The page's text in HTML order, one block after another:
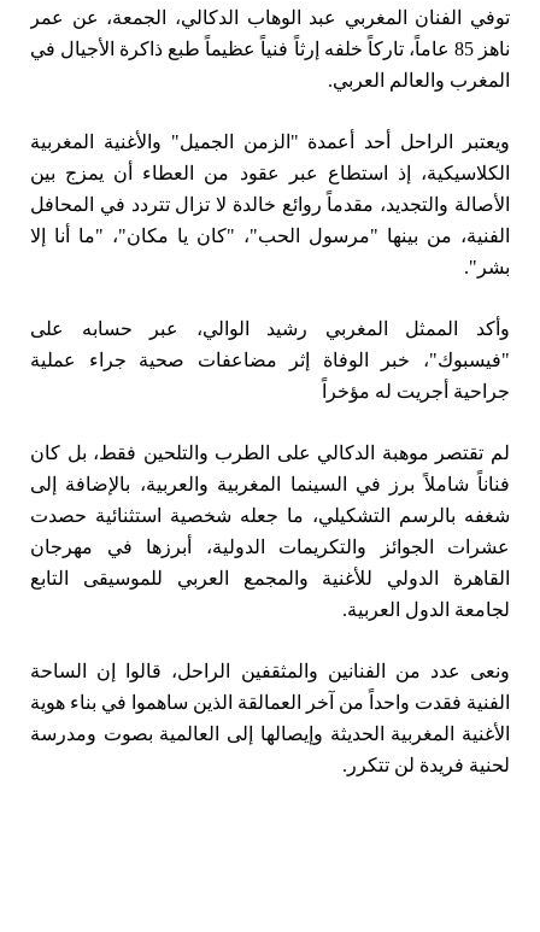
توفي الفنان المغربي عبد الوهاب الدكالي، الجمعة، عن عمر
ناهز 85 عاماً، تاركاً خلفه إرثاً فنياً عظيماً طبع ذاكرة الأجيال في
المغرب والعالم العربي.
ويعتبر الراحل أحد أعمدة "الزمن الجميل" والأغنية المغربية
الكلاسيكية، إذ استطاع عبر عقود من العطاء أن يمزج بين
الأصالة والتجديد، مقدماً روائع خالدة لا تزال تتردد في المحافل
الفنية، من بينها "مرسول الحب"، "كان يا مكان"، "ما أنا إلا
بشر".
وأكد الممثل المغربي رشيد الوالي، عبر حسابه على
"فيسبوك"، خبر الوفاة إثر مضاعفات صحية جراء عملية
جراحية أجريت له مؤخراً
لم تقتصر موهبة الدكالي على الطرب والتلحين فقط، بل كان
فناناً شاملاً برز في السينما المغربية والعربية، بالإضافة إلى
شغفه بالرسم التشكيلي، ما جعله شخصية استثنائية حصدت
عشرات الجوائز والتكريمات الدولية، أبرزها في مهرجان
القاهرة الدولي للأغنية والمجمع العربي للموسيقى التابع
لجامعة الدول العربية.
ونعى عدد من الفنانين والمثقفين الراحل، قالوا إن الساحة
الفنية فقدت واحداً من آخر العمالقة الذين ساهموا في بناء هوية
الأغنية المغربية الحديثة وإيصالها إلى العالمية بصوت ومدرسة
لحنية فريدة لن تتكرر.